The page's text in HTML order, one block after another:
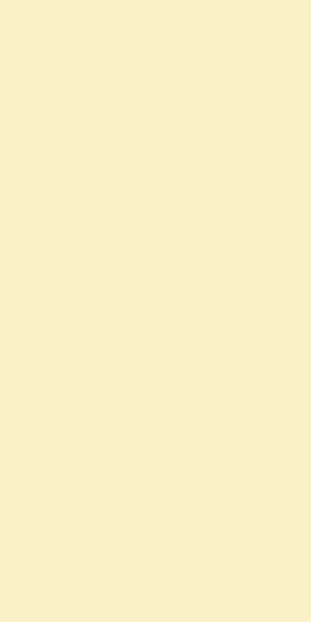
}
\begin{aligned} \e^{\x} &= \lim_{n\to
&= \lim_{\Delta x \to 0} \frac{\e^{x +
+ \frac{\Delta x}{1!} +
+ \Delta x - 1}{\Delta x} = \e^x
y}{\d x} &= \frac{1}{\frac{\d x}{\d y}} \\ &=